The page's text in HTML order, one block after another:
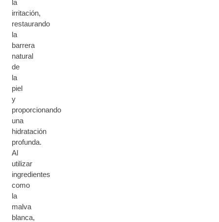
la
irritación,
restaurando
la
barrera
natural
de
la
piel
y
proporcionando
una
hidratación
profunda.
Al
utilizar
ingredientes
como
la
malva
blanca,